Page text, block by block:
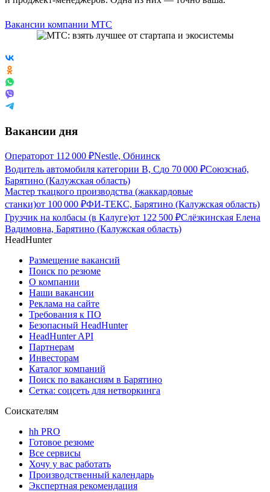
Вакансии компании МТС
Вакансии дня
Операторот 112 000 ₽Nestle, Обнинск
Водитель автомобиля категории В, Сдо 70 000 ₽Союзснаб,
Барятино (Калужская область)
Мастер ткацкого производства (жаккардовые
станки)от 100 000 ₽ФИ-ТЕКС, Барятино (Калужская область)
Грузчик на колбасы (в Калуге)от 122 500 ₽Слёзкинская Елена
Вадимовна, Барятино (Калужская область)
HeadHunter
Размещение вакансий
Поиск по резюме
О компании
Наши вакансии
Реклама на сайте
Требования к ПО
Безопасный HeadHunter
HeadHunter API
Партнерам
Инвесторам
Каталог компаний
Поиск по вакансиям в Барятино
Сетка: соцсеть для нетворкинга
Соискателям
hh PRO
Готовое резюме
Все сервисы
Хочу у вас работать
Производственный календарь
Экспертная рекомендация